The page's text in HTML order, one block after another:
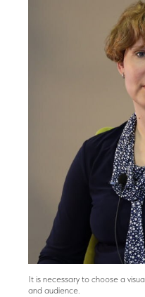
It is necessary to choose a
and audience.